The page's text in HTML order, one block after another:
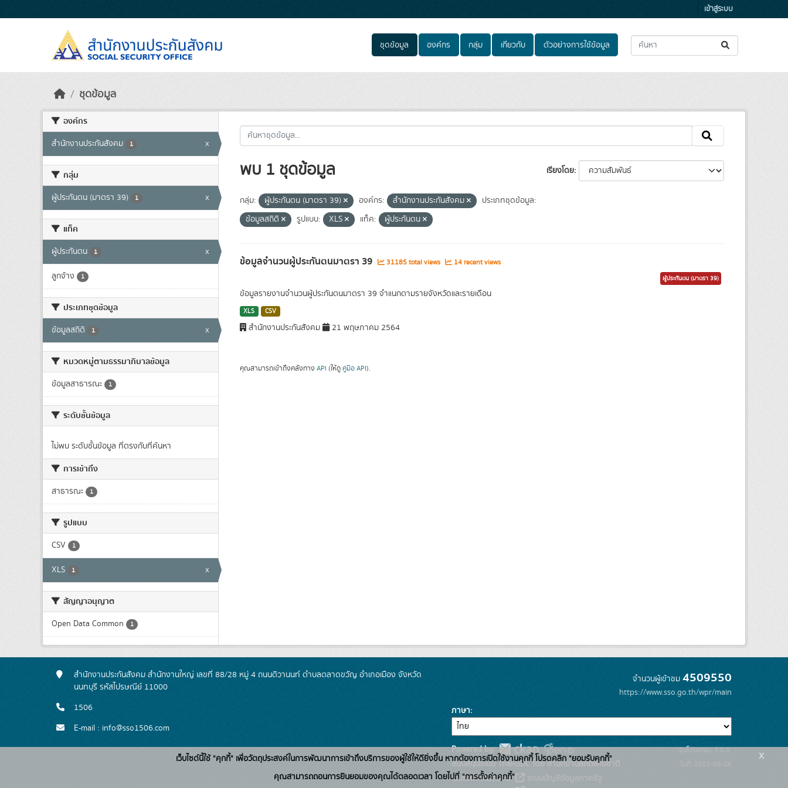
เข้าสู่ระบบ
ชุดข้อมูล องค์กร กลุ่ม เกี่ยวกับ ตัวอย่างการใช้ข้อมูล
ชุดข้อมูล
องค์กร
สำนักงานประกันสังคม 1 x
กลุ่ม
ผู้ประกันตน (มาตรา 39) 1 x
แท็ค
ผู้ประกันตน 1 x
ลูกจ้าง 1
ประเภทชุดข้อมูล
ข้อมูลสถิติ 1 x
หมวดหมู่ตามธรรมาภิบาลข้อมูล
ข้อมูลสาธารณะ 1
ระดับชั้นข้อมูล
ไม่พบ ระดับชั้นข้อมูล ที่ตรงกับที่ค้นหา
การเข้าถึง
สาธารณะ 1
รูปแบบ
CSV 1
XLS 1 x
สัญญาอนุญาต
Open Data Common 1
เรียงโดย
พบ 1 ชุดข้อมูล
กลุ่ม: ผู้ประกันตน (มาตรา 39) องค์กร: สำนักงานประกันสังคม
ประเภทชุดข้อมูล:
ข้อมูลสถิติ
รูปแบบ: XLS แท็ค: ผู้ประกันตน
ข้อมูลจำนวนผู้ประกันตนมาตรา 39 31185 total views 14 recent views
ผู้ประกันตน (มาตรา 39)
ข้อมูลรายงานจำนวนผู้ประกันตนมาตรา 39 จำแนกตามรายจังหวัดและรายเดือน
XLS CSV
สำนักงานประกันสังคม 21 พฤษภาคม 2564
คุณสามารถเข้าถึงคลังทาง API (ให้ดู คู่มือ API).
สำนักงานประกันสังคม สำนักงานใหญ่ เลขที่ 88/28 หมู่ 4 ถนนติวานนท์ ตำบลตลาดขวัญ อำเภอเมือง จังหวัด
นนทบุรี รหัสไปรษณีย์ 11000
1506
E-mail : info@sso1506.com
จำนวนผู้เข้าชม 4509550
https://www.sso.go.th/wpr/main
ภาษา
Powered by:
สนับสนุนระบบ Thai-GDC โดย สำนักงานสถิติแห่งชาติ
เว็บไซต์ที่เกี่ยวข้อง:
รุ่นโปรแกรม: 3.0.0
วันที่: 2025-06-26
เว็บไซต์นี้ใช้ "คุกกี้" เพื่อวัตถุประสงค์ในการพัฒนาการเข้าถึงบริการของผู้ใช้ให้ดียิ่งขึ้น หากต้องการเปิดใช้งานคุกกี้ โปรดคลิก "ยอมรับคุกกี้"
คุณสามารถถอนการยินยอมของคุณได้ตลอดเวลา โดยไปที่ "การตั้งค่าคุกกี้"
x